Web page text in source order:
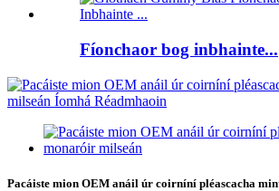
Fíonchaor bog inbhainte...
Pacáiste mion OEM anáil úr coirníní pléascacha